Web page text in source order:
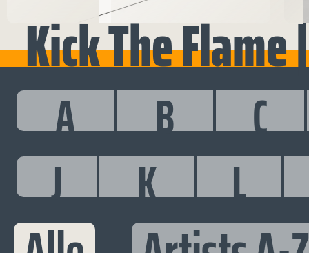
Kick The Flame
A B
C
J
K L